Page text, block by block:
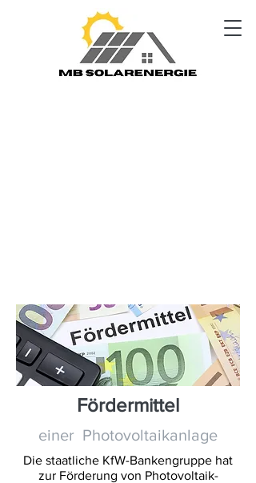
Fördermittel
einer Photovoltaikanlage
Die staatliche KfW-Bankengruppe hat
zur Förderung von Photovoltaik-